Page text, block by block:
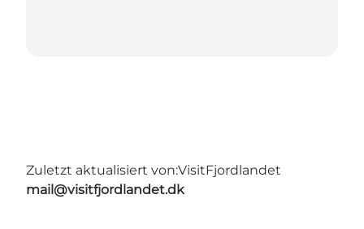
Zuletzt aktualisiert von:VisitFjordlandet
mail@visitfjordlandet.dk